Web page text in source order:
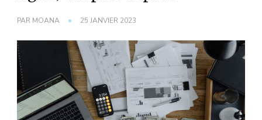
PAR MOANA 25 JANVIER 2023